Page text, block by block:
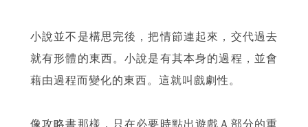
小說並不是構思完後，把情節連起來，交代過去
就有形體的東西。小說是有其本身的過程，並會
藉由過程而變化的東西。這就叫戲劇性。
像攻略書那樣，只在必要時點出遊戲Ａ部分的重